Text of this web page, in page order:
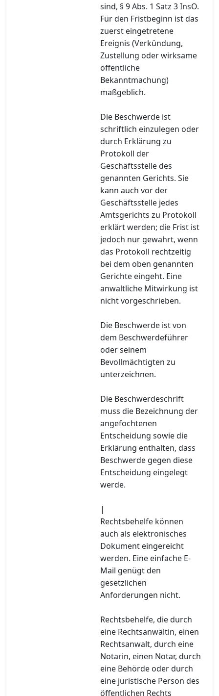
sind, § 9 Abs. 1 Satz 3 InsO.
Für den Fristbeginn ist das
zuerst eingetretene
Ereignis (Verkündung,
Zustellung oder wirksame
öffentliche
Bekanntmachung)
maßgeblich.
Die Beschwerde ist
schriftlich einzulegen oder
durch Erklärung zu
Protokoll der
Geschäftsstelle des
genannten Gerichts. Sie
kann auch vor der
Geschäftsstelle jedes
Amtsgerichts zu Protokoll
erklärt werden; die Frist ist
jedoch nur gewahrt, wenn
das Protokoll rechtzeitig
bei dem oben genannten
Gerichte eingeht. Eine
anwaltliche Mitwirkung ist
nicht vorgeschrieben.
Die Beschwerde ist von
dem Beschwerdeführer
oder seinem
Bevollmächtigten zu
unterzeichnen.
Die Beschwerdeschrift
muss die Bezeichnung der
angefochtenen
Entscheidung sowie die
Erklärung enthalten, dass
Beschwerde gegen diese
Entscheidung eingelegt
werde.
|
Rechtsbehelfe können
auch als elektronisches
Dokument eingereicht
werden. Eine einfache E-
Mail genügt den
gesetzlichen
Anforderungen nicht.
Rechtsbehelfe, die durch
eine Rechtsanwältin, einen
Rechtsanwalt, durch eine
Notarin, einen Notar, durch
eine Behörde oder durch
eine juristische Person des
öffentlichen Rechts